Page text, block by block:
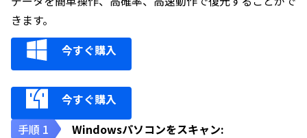
きます。
今すぐ購入
今すぐ購入
Windowsパソコンをスキャン: